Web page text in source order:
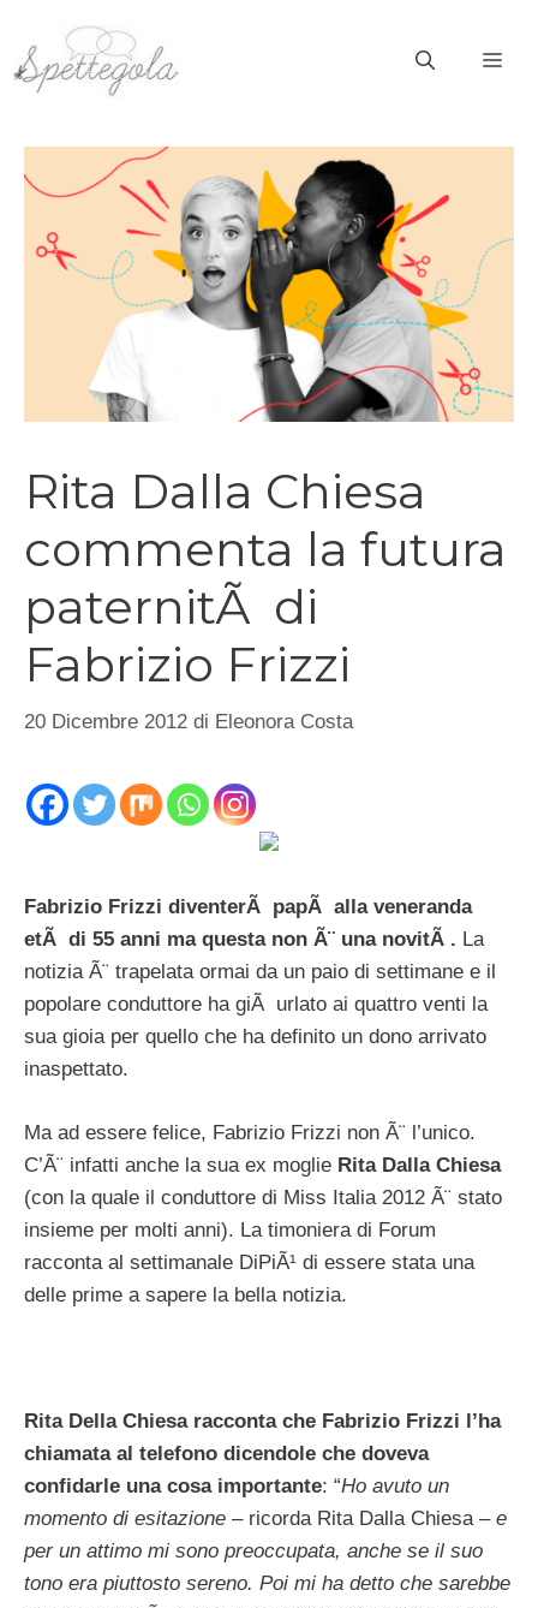
contenuto
Rita Dalla Chiesa
commenta la futura
paternitÃ di
Fabrizio Frizzi
20 Dicembre 2012 di Eleonora Costa
Fabrizio Frizzi diventerÃ papÃ alla veneranda
etÃ di 55 anni ma questa non Ã¨ una novitÃ . La
notizia Ã¨ trapelata ormai da un paio di settimane e il
popolare conduttore ha giÃ urlato ai quattro venti la
sua gioia per quello che ha definito un dono arrivato
inaspettato.
Ma ad essere felice, Fabrizio Frizzi non Ã¨ l’unico.
C’Ã¨ infatti anche la sua ex moglie Rita Dalla Chiesa
(con la quale il conduttore di Miss Italia 2012 Ã¨ stato
insieme per molti anni). La timoniera di Forum
racconta al settimanale DiPiÃ¹ di essere stata una
delle prime a sapere la bella notizia.
Rita Della Chiesa racconta che Fabrizio Frizzi l’ha
chiamata al telefono dicendole che doveva
confidarle una cosa importante: “Ho avuto un
momento di esitazione – ricorda Rita Dalla Chiesa – e
per un attimo mi sono preoccupata, anche se il suo
tono era piuttosto sereno. Poi mi ha detto che sarebbe